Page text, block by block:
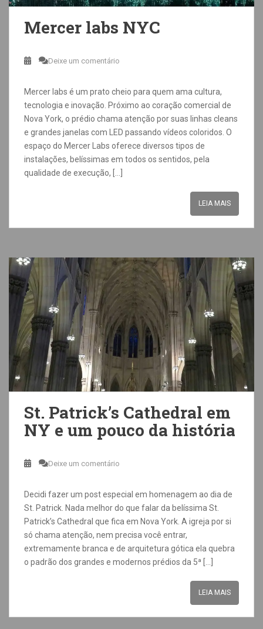
Mercer labs NYC
Deixe um comentário
Mercer labs é um prato cheio para quem ama cultura,
tecnologia e inovação. Próximo ao coração comercial de
Nova York, o prédio chama atenção por suas linhas cleans
e grandes janelas com LED passando vídeos coloridos. O
espaço do Mercer Labs oferece diversos tipos de
instalações, belíssimas em todos os sentidos, pela
qualidade de execução, […]
LEIA MAIS
St. Patrick’s Cathedral em
NY e um pouco da história
Deixe um comentário
Decidi fazer um post especial em homenagem ao dia de
St. Patrick. Nada melhor do que falar da belíssima St.
Patrick’s Cathedral que fica em Nova York. A igreja por si
só chama atenção, nem precisa você entrar,
extremamente branca e de arquitetura gótica ela quebra
o padrão dos grandes e modernos prédios da 5ª […]
LEIA MAIS